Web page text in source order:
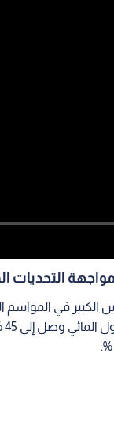
التحديات